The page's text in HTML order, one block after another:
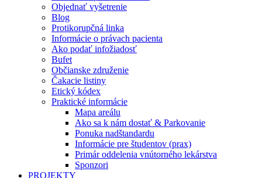
Objednať vyšetrenie
Blog
Protikorupčná linka
Informácie o právach pacienta
Ako podať infožiadosť
Bufet
Občianske združenie
Čakacie listiny
Etický kódex
Praktické informácie
Mapa areálu
Ako sa k nám dostať & Parkovanie
Ponuka nadštandardu
Informácie pre študentov (prax)
Primár oddelenia vnútorného lekárstva
Sponzori
PROJEKTY